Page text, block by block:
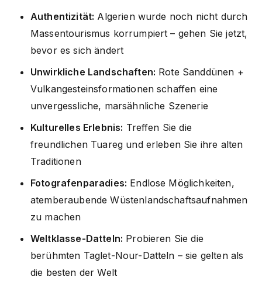
Authentizität: Algerien wurde noch nicht durch
Massentourismus korrumpiert – gehen Sie jetzt,
bevor es sich ändert
Unwirkliche Landschaften: Rote Sanddünen +
Vulkangesteinsformationen schaffen eine
unvergessliche, marsähnliche Szenerie
Kulturelles Erlebnis: Treffen Sie die
freundlichen Tuareg und erleben Sie ihre alten
Traditionen
Fotografenparadies: Endlose Möglichkeiten,
atemberaubende Wüstenlandschaftsaufnahmen
zu machen
Weltklasse-Datteln: Probieren Sie die
berühmten Taglet-Nour-Datteln – sie gelten als
die besten der Welt